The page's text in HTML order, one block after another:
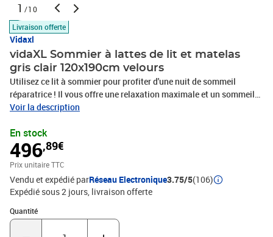
1 /10
Livraison offerte
Vidaxl
vidaXL Sommier à lattes de lit et matelas
gris clair 120x190cm velours
Utilisez ce lit à sommier pour profiter d'une nuit de sommeil
réparatrice ! Il vous offre une relaxation maximale et un sommeil
agréable. Matériau doux et confortable : le tissu en velours
agréable contre la peau, vous apportant chaleur et confort
ultime.Matelas à ressorts ensachés : ce matelas à ressorts
ensachés comporte des ressorts ensachés individuels qui
fonctionnent indépendamment pour offrir un soutien personnalisé
en réagissant uniquement à la pression exercée dans chaque zone.
Cette conception empêche « l'enroulement » et réduit le transfert
de mouvement par rapport aux matelas traditionnels à ressorts
ouverts. Chaque ressort ensaché soutient le corps
Voir la description
En stock
496,89€
Prix unitaire TTC
Vendu et expédié parRéseau Electronique3.75/5(106)
Expédié sous 2 jours livraison offerte
Quantité
Quantité : 1